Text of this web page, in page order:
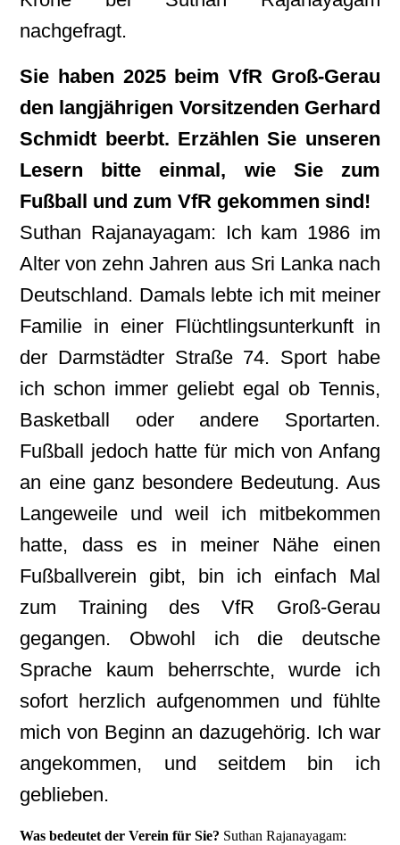
nachgefragt.
Sie haben 2025 beim VfR Groß-Gerau
den langjährigen Vorsitzenden Gerhard
Schmidt beerbt. Erzählen Sie unseren
Lesern bitte einmal, wie Sie zum
Fußball und zum VfR gekommen sind!
Suthan Rajanayagam: Ich kam 1986 im
Alter von zehn Jahren aus Sri Lanka nach
Deutschland. Damals lebte ich mit meiner
Familie in einer Flüchtlingsunterkunft in
der Darmstädter Straße 74. Sport habe
ich schon immer geliebt egal ob Tennis,
Basketball oder andere Sportarten.
Fußball jedoch hatte für mich von Anfang
an eine ganz besondere Bedeutung. Aus
Langeweile und weil ich mitbekommen
hatte, dass es in meiner Nähe einen
Fußballverein gibt, bin ich einfach Mal
zum Training des VfR Groß-Gerau
gegangen. Obwohl ich die deutsche
Sprache kaum beherrschte, wurde ich
sofort herzlich aufgenommen und fühlte
mich von Beginn an dazugehörig. Ich war
angekommen, und seitdem bin ich
geblieben.
Was bedeutet der Verein für Sie? Suthan Rajanayagam: